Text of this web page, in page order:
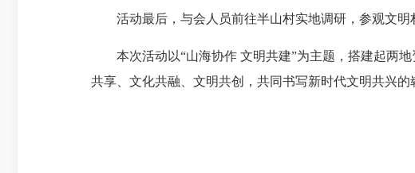
活动最后，与会人员前往半山村实地调研，参观文明
本次活动以“山海协作 文明共建”为主题，搭建起两地
共享、文化共融、文明共创，共同书写新时代文明共兴的